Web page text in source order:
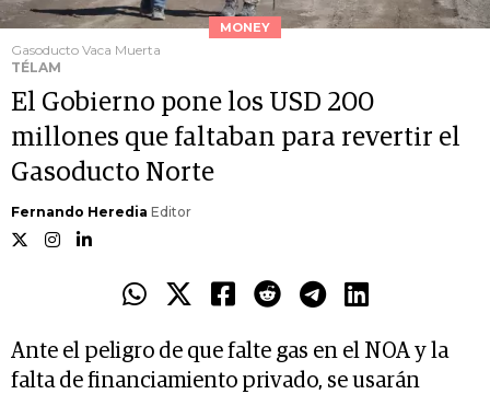
MONEY
Gasoducto Vaca Muerta
TÉLAM
El Gobierno pone los USD 200
millones que faltaban para revertir el
Gasoducto Norte
Fernando Heredia Editor
Ante el peligro de que falte gas en el NOA y la
falta de financiamiento privado, se usarán